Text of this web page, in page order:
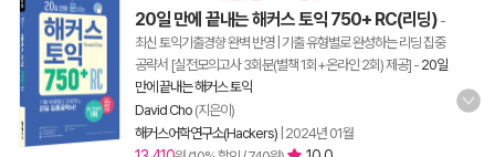
20일 만에 끝내는 해커스 토익 750+ RC(리딩) -
최신 토익기출경향 완벽 반영 | 기출 유형별로 완성하는 리딩 집중
공략서 [실전모의고사 3회분(별책 1회+온라인 2회) 제공] - 20일
만에 끝내는 해커스 토익
David Cho (지은이)
해커스어학연구소(Hackers) 2024년 01월